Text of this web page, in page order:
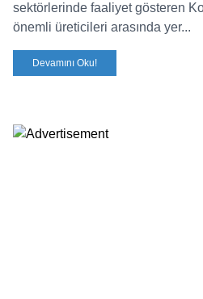
sektörlerinde faaliyet gösteren
önemli üreticileri arasında yer...
Devamını Oku!